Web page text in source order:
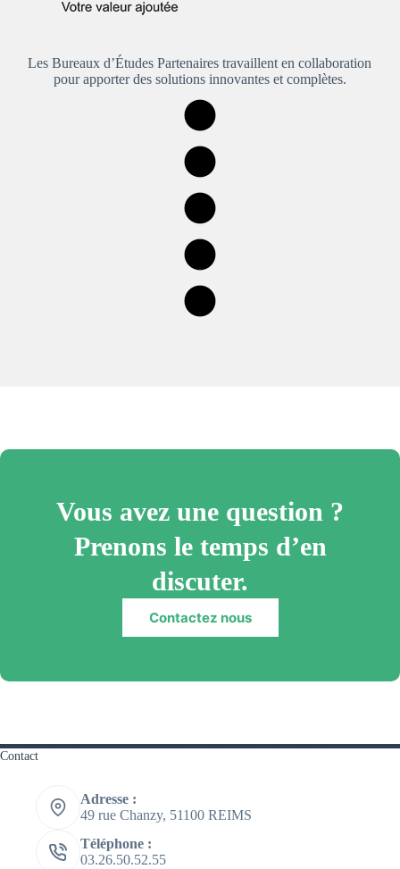
Les Bureaux d’Études Partenaires travaillent en collaboration
pour apporter des solutions innovantes et complètes.
Vous avez une question ?
Prenons le temps d’en
discuter.
Contactez nous
Contact
Adresse :
49 rue Chanzy, 51100 REIMS
Téléphone :
03.26.50.52.55